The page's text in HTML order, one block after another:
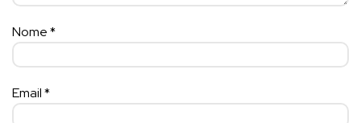
Nome*
Email*